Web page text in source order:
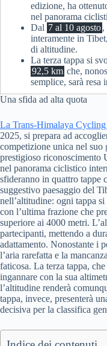
edizione, ha
nel panorama
Dal 7 al 10 agosto,
interamente in
di altitudine.
La terza tappa si
92,5 km che,
semplice, sarà resa
Una sfida ad alta quota
La Trans-Himalaya Cycling
2025, si prepara ad
competizione unica nel suo
prestigioso riconoscimento
nel panorama ciclistico
sfideranno in quattro tappe
suggestivo paesaggio del
nell’altitudine: ogni tappa
con l’ultima frazione che
superiore ai 4000 metri.
partecipanti, mettendo a
adattamento. Nonostante i
l’aria rarefatta e la
faticosa. La terza tappa,
ingannare con la sua
l’altitudine renderà
tappa, invece, presenterà
decisiva per la classifica